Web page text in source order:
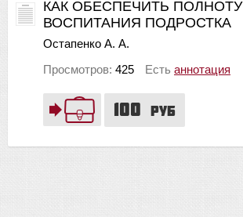
100 руб
КАК ОБЕСПЕЧИТЬ ПОЛНОТУ
ВОСПИТАНИЯ ПОДРОСТКА
Остапенко А. А.
Просмотров: 425 Есть аннотация